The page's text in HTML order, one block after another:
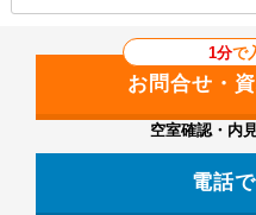
1分で
空室確認・内
電話